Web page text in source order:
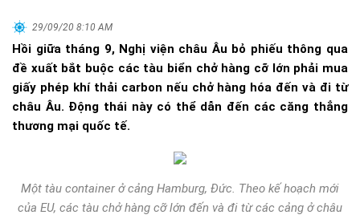
29/09/20 8:10 AM
Hồi giữa tháng 9, Nghị viện châu Âu bỏ phiếu thông qua
đề xuất bắt buộc các tàu biển chở hàng cỡ lớn phải mua
giấy phép khí thải carbon nếu chở hàng hóa đến và đi từ
châu Âu. Động thái này có thể dẫn đến các căng thẳng
thương mại quốc tế.
Một tàu container ở cảng Hamburg, Đức. Theo kế hoạch mới
của EU, các tàu chở hàng cỡ lớn đến và đi từ các cảng ở châu